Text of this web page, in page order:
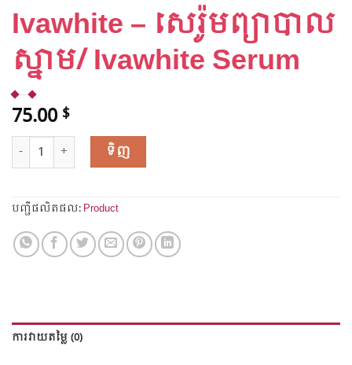
Ivawhite – សេរ៉ូម​ព្យាបាល​
ស្នាម​/​ Ivawhite​ Serum
75.00 $
Ivawhite - សេរ៉ូម​ព្យាបាល​ស្នាម​/​ Ivawhite​ Serum ជំនួន
ទិញ
បញ្ជី​ផលិត​ផល:Product
ការ​វាយ​តម្លៃ (0)